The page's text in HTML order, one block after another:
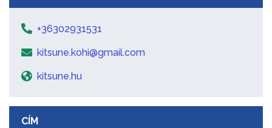
+36302931531
kitsune.kohi@gmail.com
kitsune.hu
CÍM